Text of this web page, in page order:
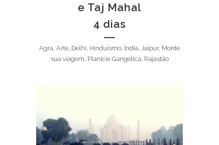
e Taj Mahal
4 dias
Agra, Arte, Delhi, Hinduísmo, Índia, Jaipur, Monte
sua viagem, Planície Gangética, Rajastão